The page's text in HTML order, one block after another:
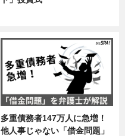
多重債務者147万人に急増！
他人事じゃない「借金問題」